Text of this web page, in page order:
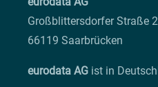
Großblittersdorfer Straße
66119 Saarbrücken
eurodata AG ist in